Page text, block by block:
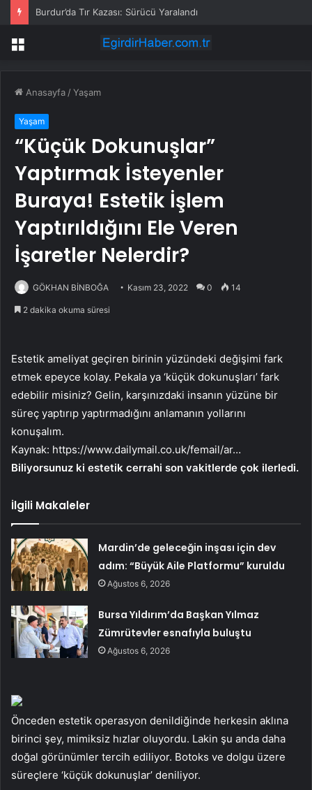
Burdur’da Tır Kazası: Sürücü Yaralandı
Menü
Anasayfa /Yaşam
Yaşam
“Küçük Dokunuşlar”
Yaptırmak İsteyenler
Buraya! Estetik İşlem
Yaptırıldığını Ele Veren
İşaretler Nelerdir?
GÖKHAN BİNBOĞA Kasım 23, 2022 0 14
2 dakika okuma süresi
Estetik ameliyat geçiren birinin yüzündeki değişimi fark
etmek epeyce kolay. Pekala ya ‘küçük dokunuşları’ fark
edebilir misiniz? Gelin, karşınızdaki insanın yüzüne bir
süreç yaptırıp yaptırmadığını anlamanın yollarını
konuşalım.
Kaynak: https://www.dailymail.co.uk/femail/ar…
Biliyorsunuz ki estetik cerrahi son vakitlerde çok ilerledi.
İlgili Makaleler
Mardin’de geleceğin inşası için dev
adım: “Büyük Aile Platformu” kuruldu
Ağustos 6, 2026
Bursa Yıldırım’da Başkan Yılmaz
Zümrütevler esnafıyla buluştu
Ağustos 6, 2026
Önceden estetik operasyon denildiğinde herkesin aklına
birinci şey, mimiksiz hızlar oluyordu. Lakin şu anda daha
doğal görünümler tercih ediliyor. Botoks ve dolgu üzere
süreçlere ‘küçük dokunuşlar’ deniliyor.